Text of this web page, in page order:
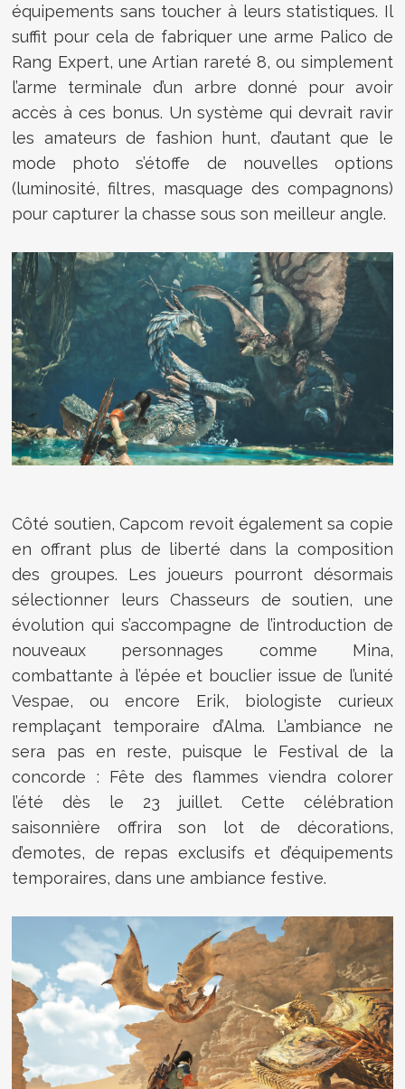
équipements sans toucher à leurs statistiques. Il
suffit pour cela de fabriquer une arme Palico de
Rang Expert, une Artian rareté 8, ou simplement
l’arme terminale d’un arbre donné pour avoir
accès à ces bonus. Un système qui devrait ravir
les amateurs de fashion hunt, d’autant que le
mode photo s’étoffe de nouvelles options
(luminosité, filtres, masquage des compagnons)
pour capturer la chasse sous son meilleur angle.
Côté soutien, Capcom revoit également sa copie
en offrant plus de liberté dans la composition
des groupes. Les joueurs pourront désormais
sélectionner leurs Chasseurs de soutien, une
évolution qui s’accompagne de l’introduction de
nouveaux personnages comme Mina,
combattante à l’épée et bouclier issue de l’unité
Vespae, ou encore Erik, biologiste curieux
remplaçant temporaire d’Alma. L’ambiance ne
sera pas en reste, puisque le Festival de la
concorde : Fête des flammes viendra colorer
l’été dès le 23 juillet. Cette célébration
saisonnière offrira son lot de décorations,
d’emotes, de repas exclusifs et d’équipements
temporaires, dans une ambiance festive.